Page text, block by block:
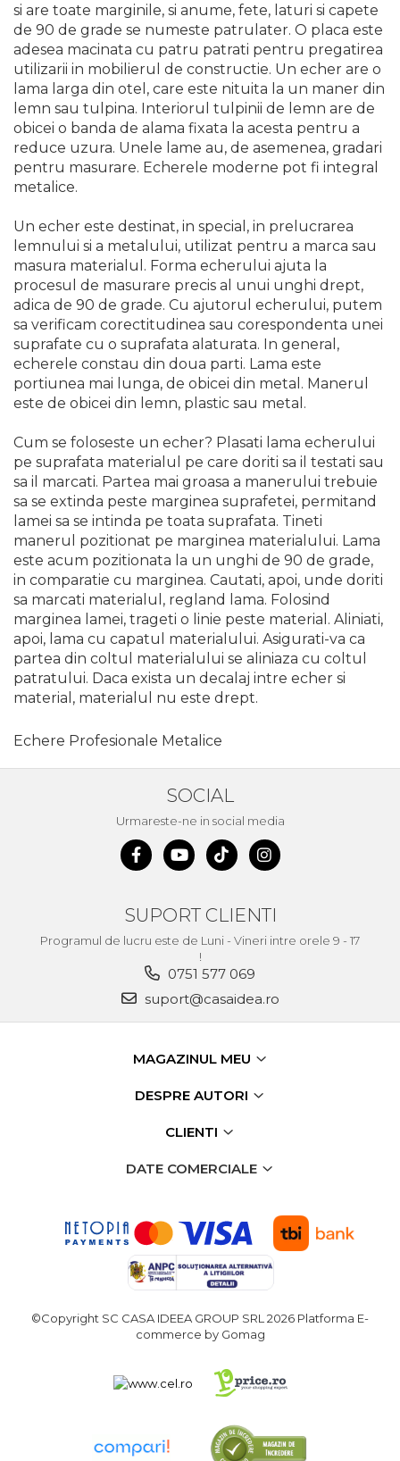
Scule Pneumatice cu Clichet
Aparat/pistol sablare
Pistol de Suflat Pneumatic
Slefuitor Pneumatic
Ciocan Pneumatic
Pistol de Umflat Cauciucuri
cu Manometru
Bormasina Pneumatica
Popnituri
Pistol de Antifonat
Silicon
Surubelnita pneumatica si
pistol pneumatic de insurubat
Accesorii Scule Pneumatice
cuie
Polizoare Pneumatice
Unelte de Gradinarit
Pompa Apa Gradina
Motocoasa si coasa
electrica
Gradina
Fierastraie de Mana
Foarfece Gradina
Lopeti Gradina
Foarfece Electrice
Aspiratoare & Suflante
Dispozitiv de Batut Stalpi
Freze de Zapada
Tocatoare Crengi
Masina de Maturat
Trimmere Iarba & Gazon
Accesorii Motoburghie
Masini Tuns Iarba & Gazon
Site Rotative de Gradina
Garduri electrice animale
Unelte & utilaje constructii
si are toate marginile, si anume, fete, laturi si capete
de 90 de grade se numeste patrulater. O placa este
adesea macinata cu patru patrati pentru pregatirea
utilizarii in mobilierul de constructie. Un echer are o
lama larga din otel, care este nituita la un maner din
lemn sau tulpina. Interiorul tulpinii de lemn are de
obicei o banda de alama fixata la acesta pentru a
reduce uzura. Unele lame au, de asemenea, gradari
pentru masurare. Echerele moderne pot fi integral
metalice.
Un echer este destinat, in special, in prelucrarea
lemnului si a metalului, utilizat pentru a marca sau
masura materialul. Forma echerului ajuta la
procesul de masurare precis al unui unghi drept,
adica de 90 de grade. Cu ajutorul echerului, putem
sa verificam corectitudinea sau corespondenta unei
suprafate cu o suprafata alaturata. In general,
echerele constau din doua parti. Lama este
portiunea mai lunga, de obicei din metal. Manerul
este de obicei din lemn, plastic sau metal.
Cum se foloseste un echer? Plasati lama echerului
pe suprafata materialul pe care doriti sa il testati sau
sa il marcati. Partea mai groasa a manerului trebuie
sa se extinda peste marginea suprafetei, permitand
lamei sa se intinda pe toata suprafata. Tineti
manerul pozitionat pe marginea materialului. Lama
este acum pozitionata la un unghi de 90 de grade,
in comparatie cu marginea. Cautati, apoi, unde doriti
sa marcati materialul, regland lama. Folosind
marginea lamei, trageti o linie peste material. Aliniati,
apoi, lama cu capatul materialului. Asigurati-va ca
partea din coltul materialului se aliniaza cu coltul
patratului. Daca exista un decalaj intre echer si
material, materialul nu este drept.
Echere Profesionale Metalice
SOCIAL
Urmareste-ne in social media
SUPORT CLIENTI
Programul de lucru este de Luni - Vineri intre orele 9 - 17
!
0751 577 069
suport@casaidea.ro
MAGAZINUL MEU
DESPRE AUTORI
CLIENTI
DATE COMERCIALE
©Copyright SC CASA IDEEA GROUP SRL 2026 Platforma E-
commerce by Gomag